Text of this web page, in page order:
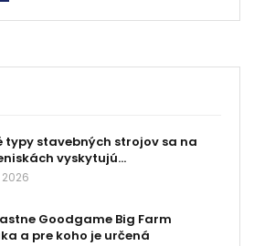
typy stavebných strojov sa na
vyskytujú…
Goodgame Big Farm
a pre koho je určená